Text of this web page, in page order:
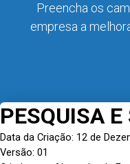
Preencha os
empresa a